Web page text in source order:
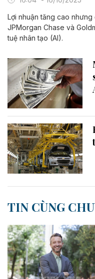
Lợi nhuận tăng cao
JPMorgan Chase và
tuệ nhân tạo (AI).
TIN CÙNG